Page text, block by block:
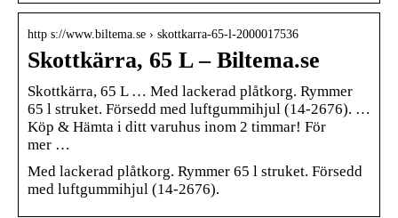
http s://www.biltema.se › skottkarra-65-l-2000017536
Skottkärra, 65 L – Biltema.se
Skottkärra, 65 L … Med lackerad plåtkorg. Rymmer
65 l struket. Försedd med luftgummihjul (14-2676). …
Köp & Hämta i ditt varuhus inom 2 timmar! För
mer …
Med lackerad plåtkorg. Rymmer 65 l struket. Försedd
med luftgummihjul (14-2676).